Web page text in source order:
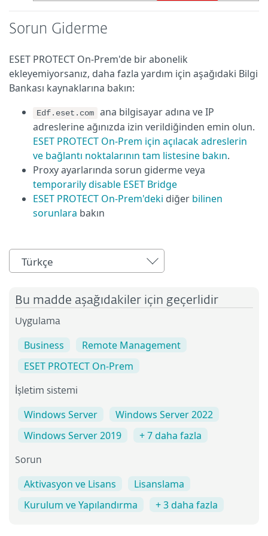
Sorun Giderme
ESET PROTECT On-Prem'de bir abonelik
ekleyemiyorsanız, daha fazla yardım için aşağıdaki Bilgi
Bankası kaynaklarına bakın:
Edf.eset.com
ana bilgisayar adına ve IP
adreslerine ağınızda izin verildiğinden emin olun.
ESET PROTECT On-Prem için açılacak adreslerin
ve bağlantı noktalarının tam listesine bakın.
Proxy ayarlarında sorun giderme veya
temporarily disable ESET Bridge
ESET PROTECT On-Prem'deki diğer bilinen
sorunlara bakın
Türkçe
Bu madde aşağıdakiler için geçerlidir
Uygulama
Business
Remote Management
ESET PROTECT On-Prem
İşletim sistemi
Windows Server
Windows Server 2022
Windows Server 2019
+ 7 daha fazla
Sorun
Aktivasyon ve Lisans
Lisanslama
Kurulum ve Yapılandırma
+ 3 daha fazla